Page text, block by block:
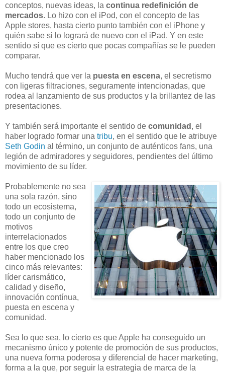
conceptos, nuevas ideas, la continua redefinición de
mercados. Lo hizo con el iPod, con el concepto de las
Apple stores, hasta cierto punto también con el iPhone y
quién sabe si lo logrará de nuevo con el iPad. Y en este
sentido sí que es cierto que pocas compañías se le pueden
comparar.
Mucho tendrá que ver la puesta en escena, el secretismo
con ligeras filtraciones, seguramente intencionadas, que
rodea al lanzamiento de sus productos y la brillantez de las
presentaciones.
Y también será importante el sentido de comunidad , el
haber logrado formar una tribu, en el sentido que le atribuye
Seth Godin al término, un conjunto de auténticos fans, una
legión de admiradores y seguidores, pendientes del último
movimiento de su líder.
Probablemente no sea
una sola razón, sino
todo un ecosistema,
todo un conjunto de
motivos
interrelacionados
entre los que creo
haber mencionado los
cinco más relevantes:
líder carismático,
calidad y diseño,
innovación contínua,
puesta en escena y
comunidad.
Sea lo que sea, lo cierto es que Apple ha conseguido un
mecanismo único y potente de promoción de sus productos,
una nueva forma poderosa y diferencial de hacer marketing,
forma a la que, por seguir la estrategia de marca de la